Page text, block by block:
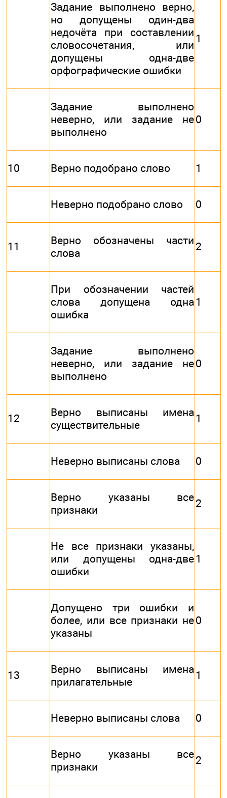
Задание выполнено верно,
но допущены один-два
недочёта при составлении
словосочетания, или
допущены одна-две
орфографические ошибки
1
Задание выполнено
неверно, или задание не
выполнено
0
10 Верно подобрано слово 1
Неверно подобрано слово 0
11
Верно обозначены части
слова
2
При обозначении частей
слова допущена одна
ошибка
1
Задание выполнено
неверно, или задание не
выполнено
0
12
Верно выписаны имена
существительные
1
Неверно выписаны слова 0
Верно указаны все
признаки
2
Не все признаки указаны,
или допущены одна-две
ошибки
1
Допущено три ошибки и
более, или все признаки не
указаны
0
13
Верно выписаны имена
прилагательные
1
Неверно выписаны слова 0
Верно указаны все
признаки
2